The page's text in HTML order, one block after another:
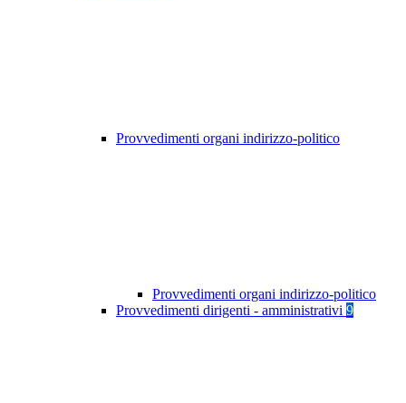
Provvedimenti organi indirizzo-politico
Provvedimenti organi indirizzo-politico
Provvedimenti dirigenti - amministrativi 9